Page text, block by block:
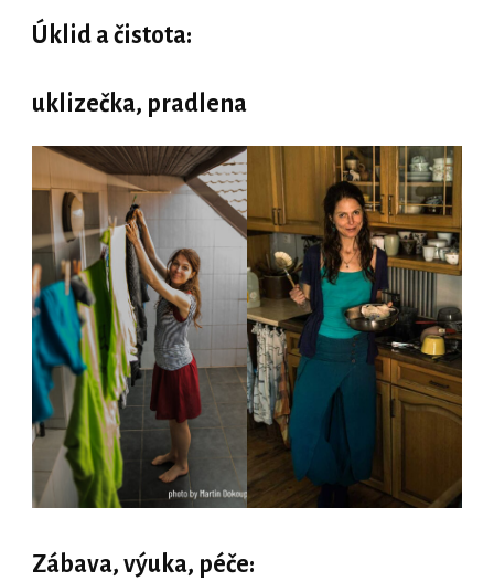
Úklid a čistota:
uklizečka, pradlena
Zábava, výuka, péče: